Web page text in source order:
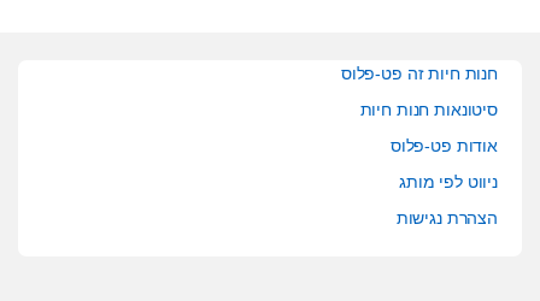
חנות חיות זה פט-פלוס
סיטונאות חנות חיות
אודות פט-פלוס
ניווט לפי מותג
הצהרת נגישות